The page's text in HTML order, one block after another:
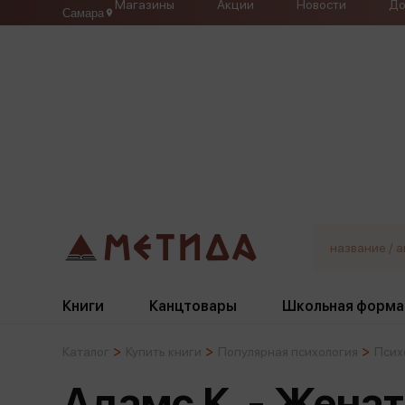
Самара
Магазины Акции Новости
Книги Канцтовары Школьная форма